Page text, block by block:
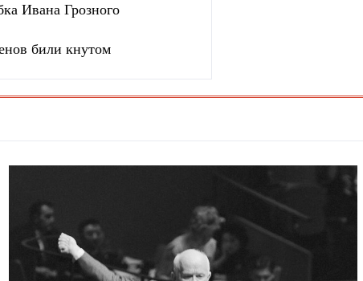
Ивана Грозного
били кнутом